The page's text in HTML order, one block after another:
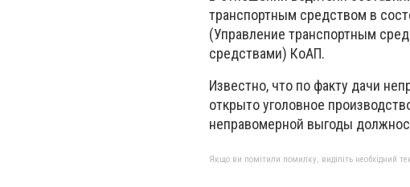
транспортным средством в
(Управление транспортным
средствами) КоАП.
Известно, что по факту дачи
открыто уголовное
неправомерной выгоды
Якщо ви помітили помилку, виділіть необхідний